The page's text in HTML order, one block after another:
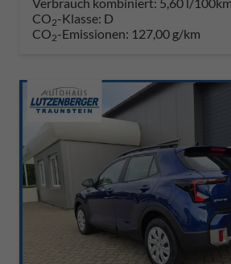
CO2-Klasse: D
CO2-Emissionen: 127,00 g/km